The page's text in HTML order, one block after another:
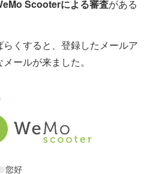
Scooterによる審査がある
くすると、登録したメールア
ールが来ました。